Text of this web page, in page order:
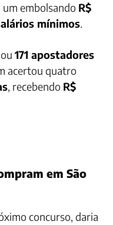
um embolsando R$
mínimos.
171 apostadores
acertou quatro
, recebendo R$
em São
concurso, daria